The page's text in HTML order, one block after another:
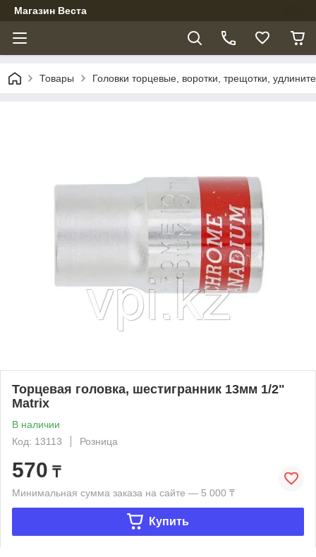
Магазин Веста
Товары Головки торцевые, воротки, трещотки,
Торцевая головка, шестигранник 13мм 1/2"
Matrix
В наличии
Код: 13113
Розница
570 ₸
Минимальная сумма заказа на сайте — 5 000 ₸
Купить